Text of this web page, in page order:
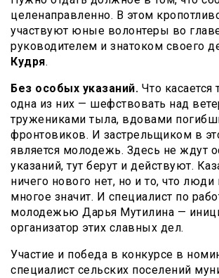
целенаправленно. В этом
участвуют юные волонтеры во
руководителем и знатоком своего
Кудря.
Без особых указаний. Что касается
одна из них — шефствовать над
тружениками тыла, вдовами
фронтовиков. И застрельщиком в
является молодежь. Здесь не ждут
указаний, тут берут и действуют.
ничего нового нет, но и то, что
многое значит. И специалист по
молодежью Дарья Мутилина —
организатор этих славных дел.
Участие и победа в конкурсе в
специалист сельских поселений